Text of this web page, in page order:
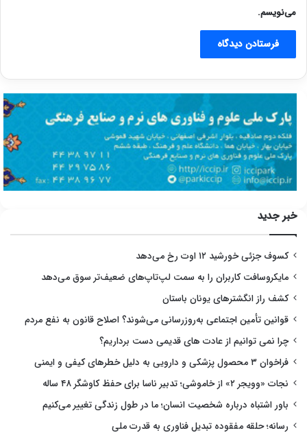
می‌نویسم.
خبر جدید
کسوف جزئی خورشید ۱۲ اوت رخ می‌دهد
مایکروسافت کاربران را به سمت لپ‌تاپ‌های ضعیف‌تر سوق می‌دهد
کشف راز انگشترهای یونان باستان
قوانین تأمین اجتماعی به‌روزرسانی می‌شوند؟ اصلاح قانون به نفع مردم
چرا نمی توانیم از عادت های قدیمی دست برداریم؟
فراخوان ۳ محصول پزشکی و دارویی به دلیل خطرهای کیفی و ایمنی
نجات «وویجر ۲» از خاموشی؛ تدبیر ناسا برای حفظ کاوشگر ۴۸ ساله
باور اشتباه درباره شخصیت انسان؛ ما در طول زندگی تغییر می‌کنیم
رسانه؛ حلقه مفقوده تبدیل فناوری به قدرت ملی